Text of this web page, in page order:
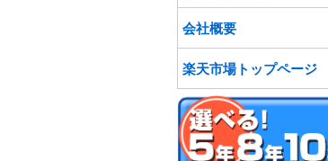
会社概要
楽天市場トップページ